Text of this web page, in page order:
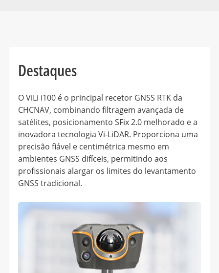
Destaques
O ViLi i100 é o principal recetor GNSS RTK da
CHCNAV, combinando filtragem avançada de
satélites, posicionamento SFix 2.0 melhorado e a
inovadora tecnologia Vi-LiDAR. Proporciona uma
precisão fiável e centimétrica mesmo em
ambientes GNSS difíceis, permitindo aos
profissionais alargar os limites do levantamento
GNSS tradicional.